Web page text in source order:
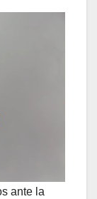
ante la